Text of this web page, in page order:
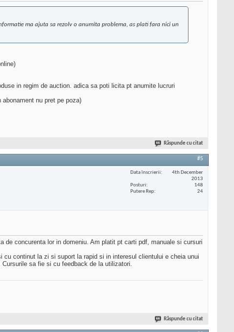
ma ajuta sa rezolv o anumita problema, as plati fara nici un
in regim de auction. adica sa poti licita pt anumite lucruri
nu pret pe poza)
Răspunde cu citat
#5
Data înscrierii
4th December
2013
Posturi
148
Putere Rep
24
concurenta lor in domeniu. Am platit pt carti pdf, manuale si cursuri
continut la zi si suport la rapid si in interesul clientului e cheia unui
sa fie si cu feedback de la utilizatori.
Răspunde cu citat